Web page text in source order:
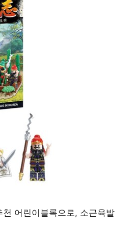
어린이블록으로, 소근육발